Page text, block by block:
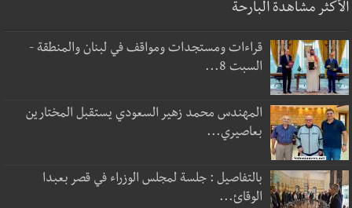
الأكثر مشاهدة البارحة
قراءات ومستجدات ومواقف في لبنان والمنطقة -
السبت 8...
المهندس محمد زهير السعودي يستقبل المختارين
بعاصيري...
بالتفاصيل : جلسة لمجلس الوزراء في قصر بعبدا
الوقائ...